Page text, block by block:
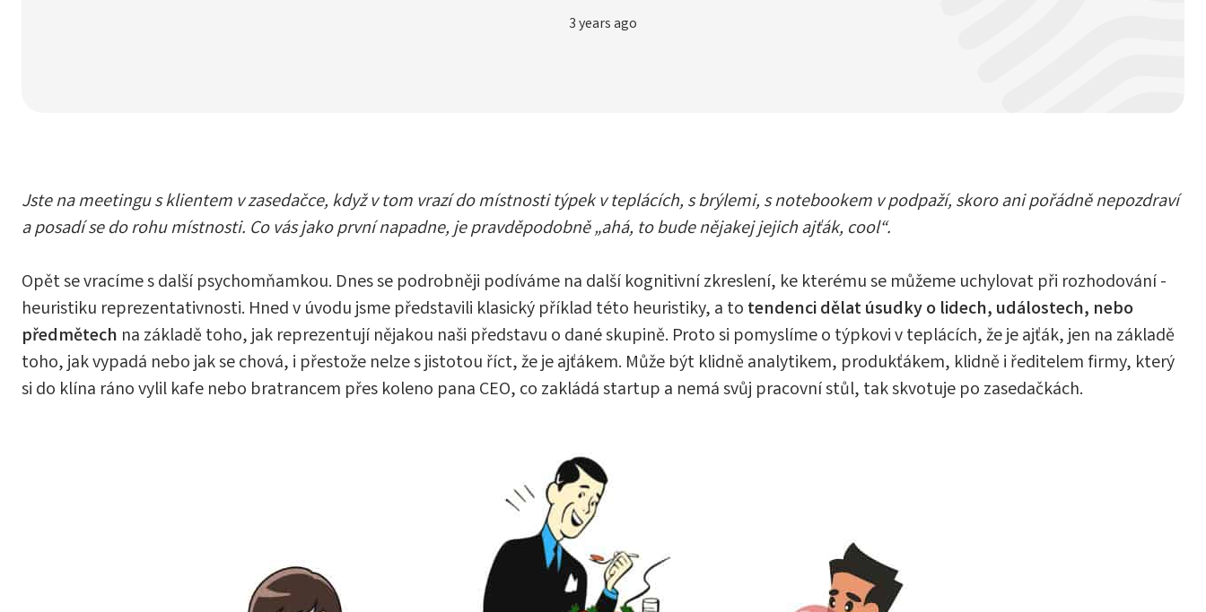
3 years ago
Jste na meetingu s klientem v zasedačce, když v tom vrazí do místnosti týpek v teplácích, s brýlemi, s notebookem v podpaží, skoro ani pořádně nepozdraví
a posadí se do rohu místnosti. Co vás jako první napadne, je pravděpodobně „ahá, to bude nějakej jejich ajťák, cool“.
Opět se vracíme s další psychomňamkou. Dnes se podrobněji podíváme na další kognitivní zkreslení, ke kterému se můžeme uchylovat při rozhodování -
heuristiku reprezentativnosti. Hned v úvodu jsme představili klasický příklad této heuristiky, a to tendenci dělat úsudky o lidech, událostech, nebo
předmětech na základě toho, jak reprezentují nějakou naši představu o dané skupině. Proto si pomyslíme o týpkovi v teplácích, že je ajťák, jen na základě
toho, jak vypadá nebo jak se chová, i přestože nelze s jistotou říct, že je ajťákem. Může být klidně analytikem, produkťákem, klidně i ředitelem firmy, který
si do klína ráno vylil kafe nebo bratrancem přes koleno pana CEO, co zakládá startup a nemá svůj pracovní stůl, tak skvotuje po zasedačkách.